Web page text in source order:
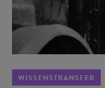
WISSENSTRANSFER